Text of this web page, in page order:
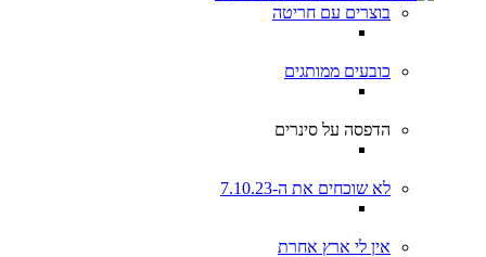
בוצרים עם חריטה
כובעים ממותגים
הדפסה על סינרים
לא שוכחים את ה-7.10.23
אין לי ארץ אחרת